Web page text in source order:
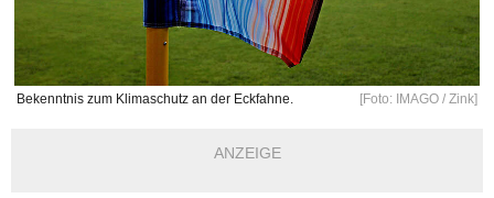
Bekenntnis zum Klimaschutz an der Eckfahne. [Foto: IMAGO / Zink]
ANZEIGE